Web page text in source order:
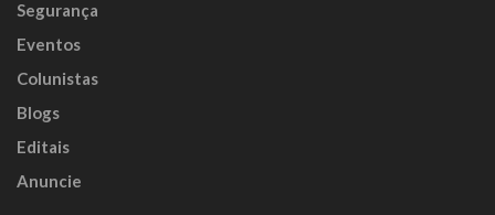
Segurança
Eventos
Colunistas
Blogs
Editais
Anuncie